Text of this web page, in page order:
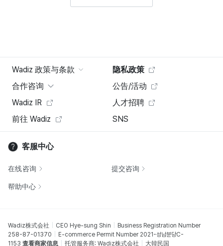
Wadiz 政策与条款
隐私政策
合作咨询
公告/活动
Wadiz IR
人才招聘
前往 Wadiz
SNS
客服中心
在线咨询 提交咨询
帮助中心
Wadiz株式会社 CEO Hye-sung Shin
Business Registration Number
258-87-01370
E-commerce Permit Number 2021-성남분당C-
1153 查看商家信息 托管服务商: Wadiz株式会社 大韓民国